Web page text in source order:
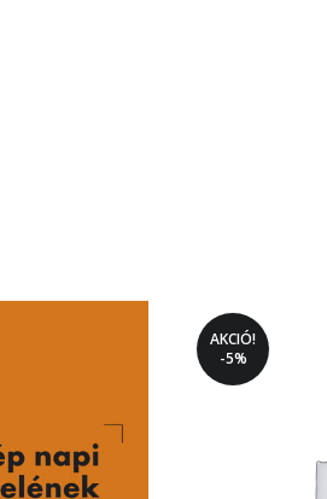
AKCIÓ!
-5%